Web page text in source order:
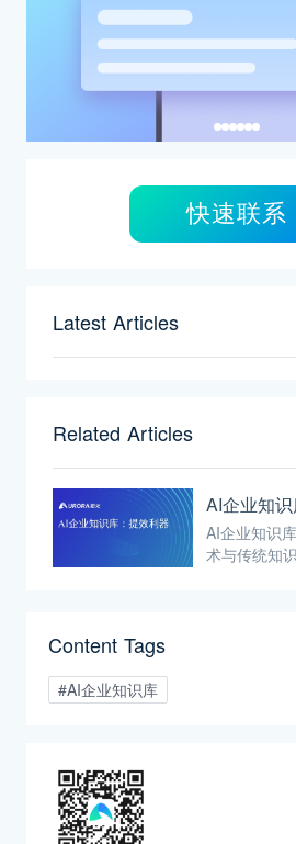
快速联系
Latest Articles
Related Articles
AI企业知
AI企业知识
术与传统知
Content Tags
#AI企业知识库